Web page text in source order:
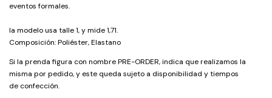
eventos formales.
la modelo usa talle 1, y mide 1,71.
Composición: Poliéster, Elastano
Si la prenda figura con nombre PRE-ORDER, indica que realizamos la
misma por pedido, y este queda sujeto a disponibilidad y tiempos
de confección.